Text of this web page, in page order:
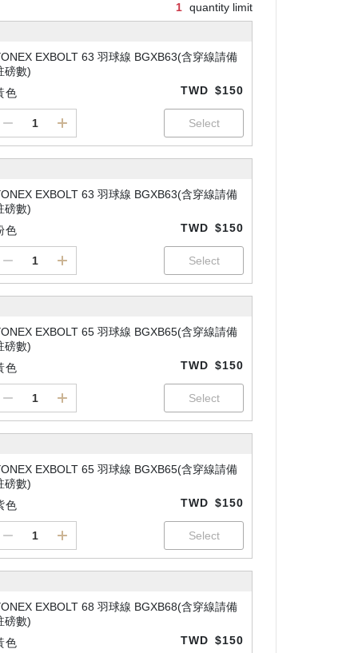
1 quantity limit
EXBOLT 63 羽球線 BGXB63(含穿線請備
磅數)
色
TWD $150
EXBOLT 63 羽球線 BGXB63(含穿線請備
磅數)
色
TWD $150
EXBOLT 65 羽球線 BGXB65(含穿線請備
磅數)
色
TWD $150
EXBOLT 65 羽球線 BGXB65(含穿線請備
磅數)
色
TWD $150
EXBOLT 68 羽球線 BGXB68(含穿線請備
磅數)
色
TWD $150